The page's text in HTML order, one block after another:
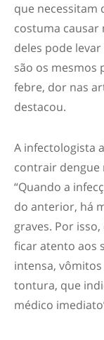
que necessitam
costuma causar
deles pode
são os mesmos
febre, dor nas
destacou.
A infectologista
contrair dengue
“Quando a
do anterior, há
graves. Por
ficar atento aos
intensa,
tontura, que
médico